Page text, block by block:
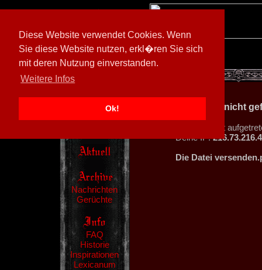
Diese Website verwendet Cookies. Wenn
Sie diese Website nutzen, erkl�ren Sie sich
mit deren Nutzung einverstanden.
Weitere Infos
Ok!
[ 605026/M3]
Nachrichten
Gerüchte
FAQ
Historie
Inspirationen
Lexicanum
404 - Datei nicht
Ein Fehler ist
Deine IP:
Die Datei